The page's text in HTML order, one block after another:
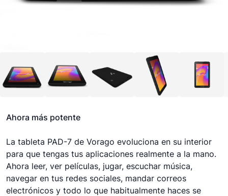
Ahora más potente
La tableta PAD-7 de Vorago evoluciona en su interior
para que tengas tus aplicaciones realmente a la mano.
Ahora leer, ver películas, jugar, escuchar música,
navegar en tus redes sociales, mandar correos
electrónicos y todo lo que habitualmente haces se